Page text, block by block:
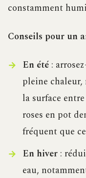
constamment
Conseils pour un
En été:
pleine chaleur,
la surface
roses en pot
fréquent que
En hiver:
eau,